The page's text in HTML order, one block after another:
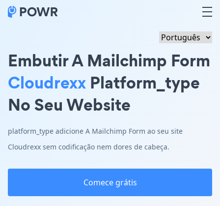
Embutir A Mailchimp Form
Cloudrexx Platform_type
No Seu Website
platform_type adicione A Mailchimp Form ao seu site
Cloudrexx sem codificação nem dores de cabeça.
Comece grátis